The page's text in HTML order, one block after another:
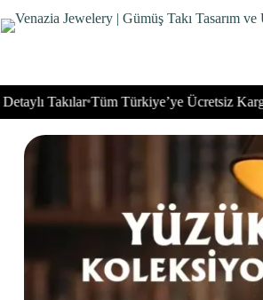
Takılar•Tüm Türkiye’ye Ücretsiz Kargo•